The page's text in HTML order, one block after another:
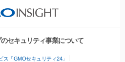
セキュリティ事業について
「GMOセキュリティ24」